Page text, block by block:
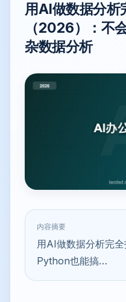
用AI做数据分析
（2026）：不
杂数据分析
内容摘要
用AI做数据分析完
Python也能搞…